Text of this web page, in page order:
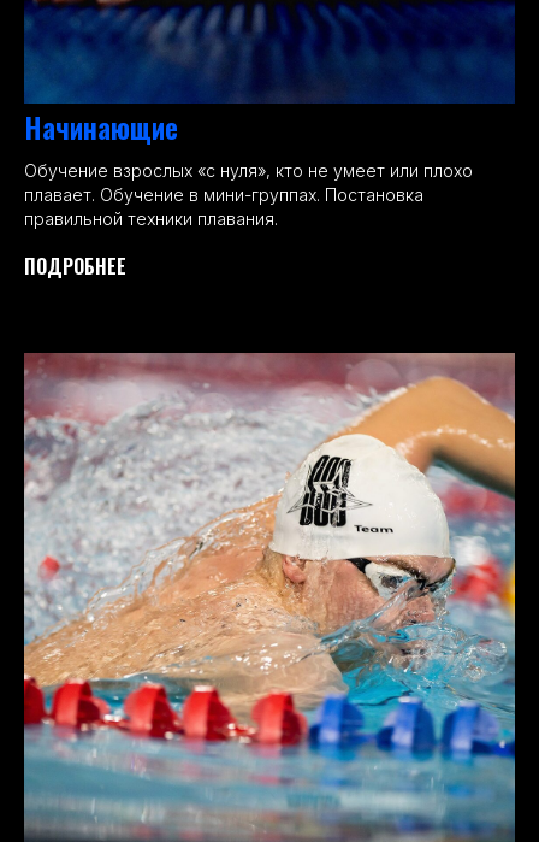
Начинающие
Обучение взрослых «с нуля», кто не умеет или плохо
плавает. Обучение в мини-группах. Постановка
правильной техники плавания.
ПОДРОБНЕЕ